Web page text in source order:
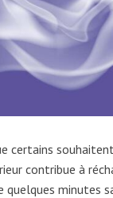
certains
contribue à
quelques minutes